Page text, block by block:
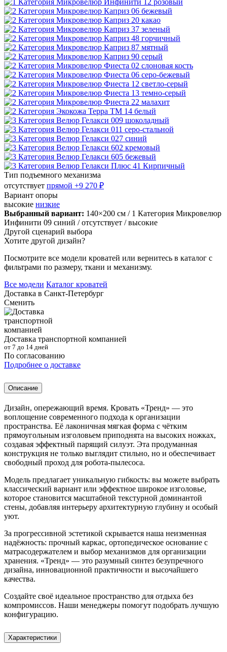
Тип подъемного механизма
отсутствует прямой +9 270 ₽
Вариант опоры
высокие низкие
Выбранный вариант: 140×200 см / 1 Категория Микровелюр
Инфинити 09 синий / отсутствует / высокие
Другой сценарий выбора
Хотите другой дизайн?
Посмотрите все модели кроватей или вернитесь в каталог с
фильтрами по размеру, ткани и механизму.
Все модели Каталог кроватей
Доставка в Санкт-Петербург
Сменить
Доставка транспортной компанией
от 7 до 14 дней
По согласованию
Подробнее о доставке
Описание
Дизайн, опережающий время. Кровать «Тренд» — это
воплощение современного подхода к организации
пространства. Её лаконичная мягкая форма с чётким
прямоугольным изголовьем приподнята на высоких ножках,
создавая эффектный парящий силуэт. Эта продуманная
конструкция не только выглядит стильно, но и обеспечивает
свободный проход для робота-пылесоса.
Модель предлагает уникальную гибкость: вы можете выбрать
классический вариант или эффектное широкое изголовье,
которое становится масштабной текстурной доминантой
стены, добавляя интерьеру архитектурную глубину и особый
уют.
За прогрессивной эстетикой скрывается наша неизменная
надёжность: прочный каркас, ортопедическое основание с
матрасодержателем и выбор механизмов для организации
хранения. «Тренд» — это разумный синтез безупречного
дизайна, инновационной практичности и высочайшего
качества.
Создайте своё идеальное пространство для отдыха без
компромиссов. Наши менеджеры помогут подобрать лучшую
конфигурацию.
Характеристики